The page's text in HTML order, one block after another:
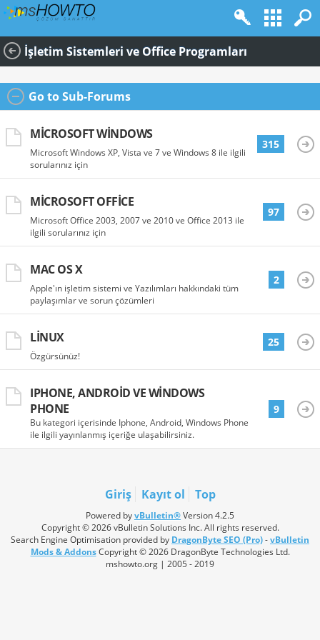
İşletim Sistemleri ve Office Programları
Go to Sub-Forums
MICROSOFT WINDOWS
Microsoft Windows XP, Vista ve 7 ve Windows 8 ile ilgili
sorularınız için
315
MICROSOFT OFFICE
Microsoft Office 2003, 2007 ve 2010 ve Office 2013 ile
ilgili sorularınız için
97
MAC OS X
Apple'ın işletim sistemi ve Yazılımları hakkındaki tüm
paylaşımlar ve sorun çözümleri
2
LINUX
Özgürsünüz!
25
IPHONE, ANDROID VE WINDOWS
PHONE
Bu kategori içerisinde Iphone, Android, Windows Phone
ile ilgili yayınlanmış içeriğe ulaşabilirsiniz.
9
Giriş Kayıt ol Top
Powered byvBulletin®Version 4.2.5
Copyright © 2026 vBulletin Solutions Inc. All rights reserved.
Search Engine Optimisation provided by DragonByte SEO (Pro)-vBulletin
Mods & AddonsCopyright © 2026 DragonByte Technologies Ltd.
mshowto.org | 2005 - 2019